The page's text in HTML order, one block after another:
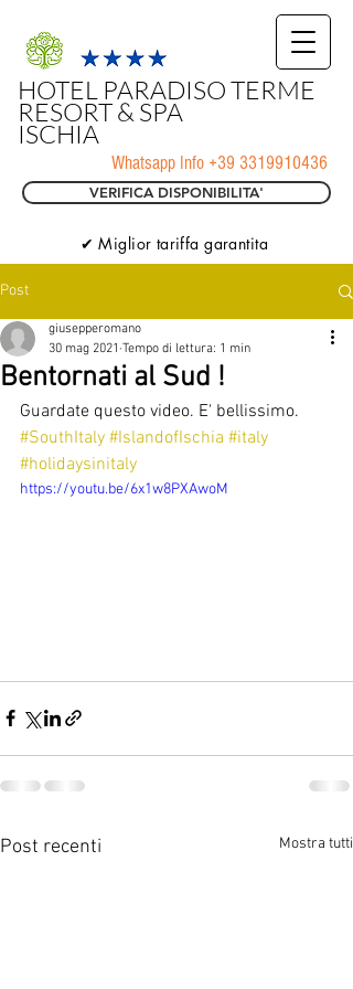
HOTEL PARADISO TERME
RESORT & SPA
ISCHIA
VERIFICA DISPONIBILITA'
Whatsapp Info +39 3319910436
✔ Miglior tariffa garantita
Post
Bentornati al Sud !
giusepperomano
30 mag 2021 Tempo di lettura: 1 min
Guardate questo video. E' bellissimo.
#SouthItaly #IslandofIschia #italy
#holidaysinitaly
https://youtu.be/6x1w8PXAwoM
Post recenti Mostra tutti